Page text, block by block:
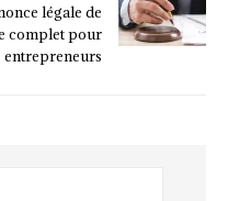
légale de
complet pour
entrepreneurs